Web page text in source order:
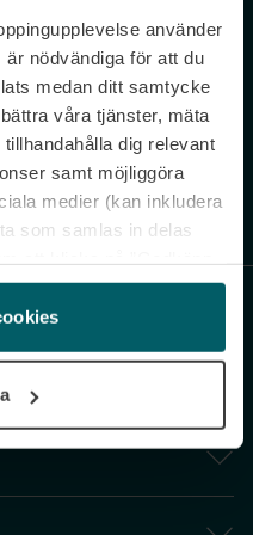
använder
nödvändiga för att du
medan ditt samtycke
våra tjänster, mäta
dig relevant
samt möjliggöra
medier (kan inkludera
som samlas in delas
cookies medan du
användningen av
när som helst.
Integritetspolicy. Avprenumerera